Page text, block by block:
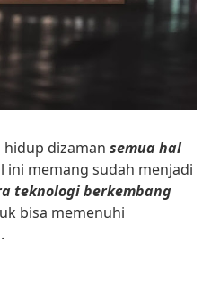
dizaman semua hal
ini memang sudah menjadi
teknologi berkembang
bisa memenuhi